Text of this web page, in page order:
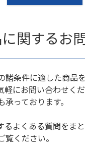
関するお
諸条件に適した商品
軽にお問い合わせくだ
承っております。
るよくある質問をま
覧ください。